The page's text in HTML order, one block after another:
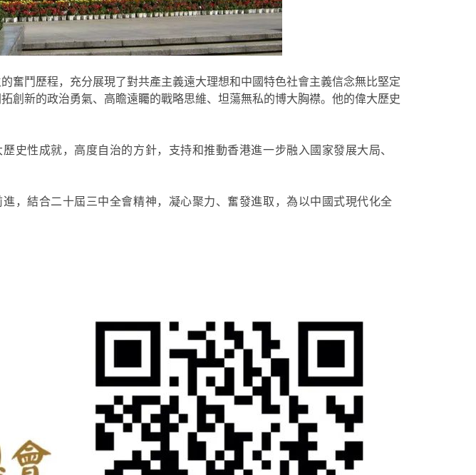
奮鬥歷程，充分展現了對共產主義遠大理想和中國特色社會主義信念無比堅定
創新的政治勇氣、高瞻遠矚的戰略思維、坦蕩無私的博大胸襟。他的偉大歷史
性成就，高度自治的方針，支持和推動香港進一步融入國家發展大局、
，結合二十屆三中全會精神，凝心聚力、奮發進取，為以中國式現代化全